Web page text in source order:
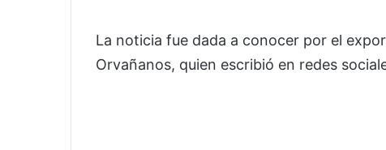
La noticia fue dada a conocer por el
Orvañanos, quien escribió en redes